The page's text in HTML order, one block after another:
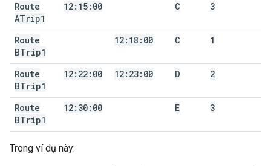
Route
ATrip1
12:15:00 C 3
Route
BTrip1
12:18:00 C 1
Route
BTrip1
12:22:00 12:23:00 D 2
Route
BTrip1
12:30:00 E 3
Trong ví dụ này: